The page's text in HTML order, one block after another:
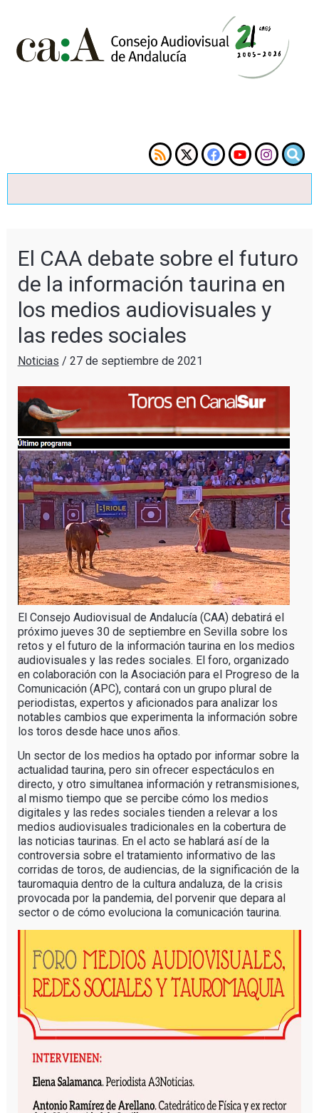
El CAA debate sobre el futuro
de la información taurina en
los medios audiovisuales y
las redes sociales
Noticias / 27 de septiembre de 2021
El Consejo Audiovisual de Andalucía (CAA) debatirá el
próximo jueves 30 de septiembre en Sevilla sobre los
retos y el futuro de la información taurina en los medios
audiovisuales y las redes sociales. El foro, organizado
en colaboración con la Asociación para el Progreso de la
Comunicación (APC), contará con un grupo plural de
periodistas, expertos y aficionados para analizar los
notables cambios que experimenta la información sobre
los toros desde hace unos años.
Un sector de los medios ha optado por informar sobre la
actualidad taurina, pero sin ofrecer espectáculos en
directo, y otro simultanea información y retransmisiones,
al mismo tiempo que se percibe cómo los medios
digitales y las redes sociales tienden a relevar a los
medios audiovisuales tradicionales en la cobertura de
las noticias taurinas. En el acto se hablará así de la
controversia sobre el tratamiento informativo de las
corridas de toros, de audiencias, de la significación de la
tauromaquia dentro de la cultura andaluza, de la crisis
provocada por la pandemia, del porvenir que depara al
sector o de cómo evoluciona la comunicación taurina.